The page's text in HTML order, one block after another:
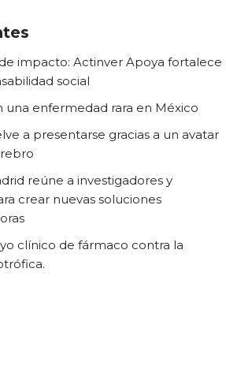
impacto: Actinver Apoya fortalece
social
una enfermedad rara en México
a presentarse gracias a un avatar
reúne a investigadores y
crear nuevas soluciones
clínico de fármaco contra la